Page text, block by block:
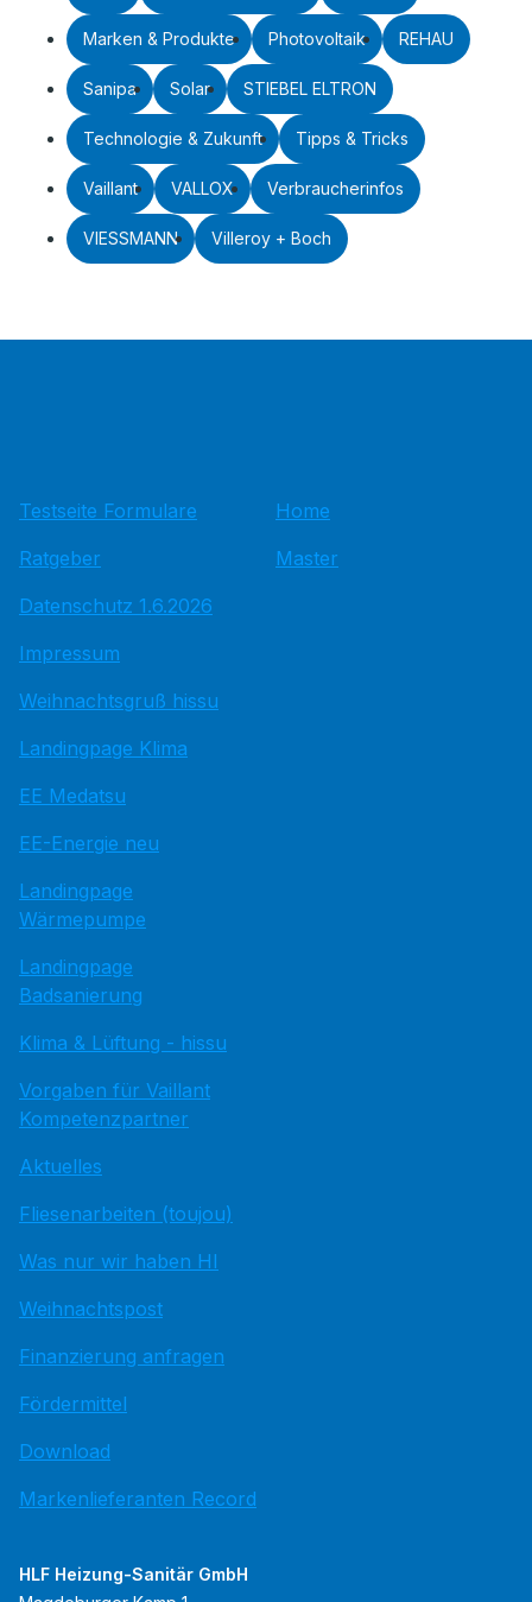
Marken & Produkte Photovoltaik REHAU
Sanipa Solar STIEBEL ELTRON
Technologie & Zukunft Tipps & Tricks
Vaillant VALLOX Verbraucherinfos
VIESSMANN Villeroy + Boch
Testseite Formulare
Ratgeber
Datenschutz 1.6.2026
Impressum
Weihnachtsgruß hissu
Landingpage Klima
EE Medatsu
EE-Energie neu
Landingpage
Wärmepumpe
Landingpage
Badsanierung
Klima & Lüftung - hissu
Vorgaben für Vaillant
Kompetenzpartner
Aktuelles
Fliesenarbeiten (toujou)
Was nur wir haben HI
Weihnachtspost
Finanzierung anfragen
Fördermittel
Download
Markenlieferanten Record
Home
Master
HLF Heizung-Sanitär GmbH